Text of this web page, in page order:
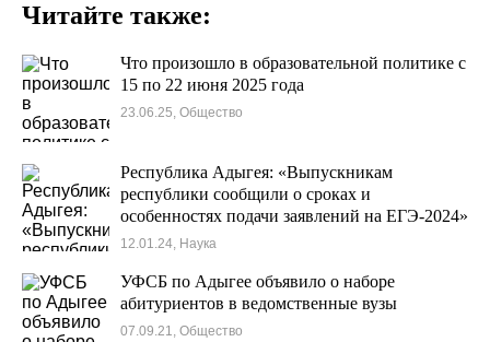
Читайте также:
Что произошло в образовательной политике с
15 по 22 июня 2025 года
23.06.25, Общество
Республика Адыгея: «Выпускникам
республики сообщили о сроках и
особенностях подачи заявлений на ЕГЭ-2024»
12.01.24, Наука
УФСБ по Адыгее объявило о наборе
абитуриентов в ведомственные вузы
07.09.21, Общество